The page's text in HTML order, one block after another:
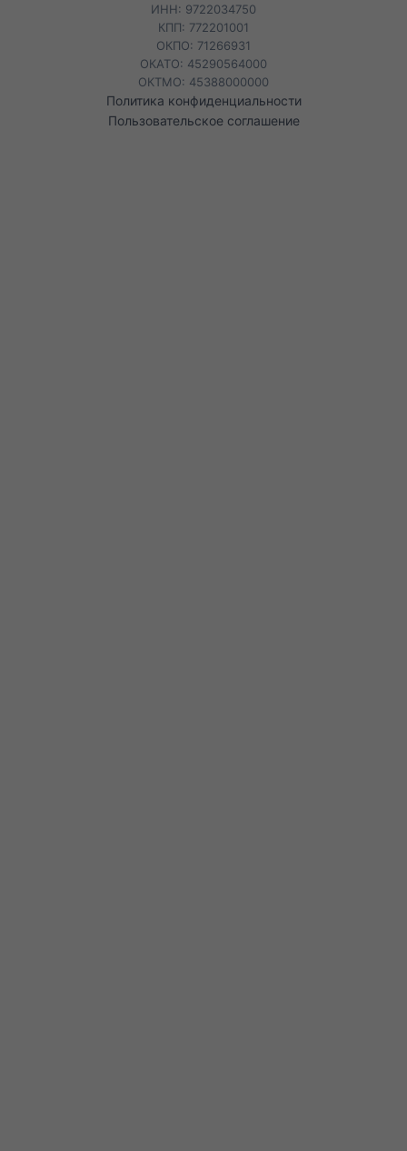
ИНН: 9722034750
КПП: 772201001
ОКПО: 71266931
ОКАТО: 45290564000
ОКТМО: 45388000000
Политика конфиденциальности
Пользовательское соглашение